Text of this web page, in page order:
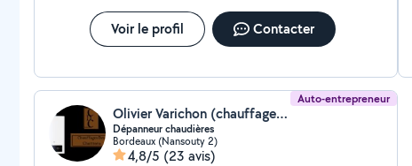
Voir le profil Contacter
Auto-entrepreneur
Olivier Varichon (chauffage des chartrons)
Dépanneur chaudières
Bordeaux (Nansouty 2)
4,8/5 (23 avis)